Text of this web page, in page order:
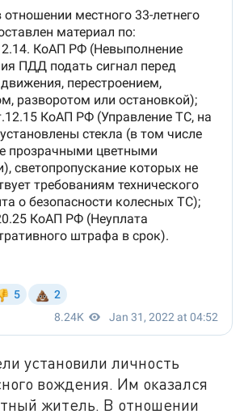
установили личность
вождения. Им оказался
житель. В отношении